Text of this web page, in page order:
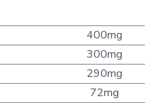
400mg
300mg
290mg
72mg